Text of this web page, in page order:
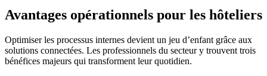
Avantages opérationnels pour les hôteliers
Optimiser les processus internes devient un jeu d’enfant grâce aux
solutions connectées. Les professionnels du secteur y trouvent trois
bénéfices majeurs qui transforment leur quotidien.